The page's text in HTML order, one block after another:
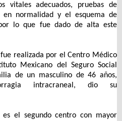
vitales adecuados, pruebas de
en normalidad y el esquema de
lo que fue dado de alta este
realizada por el Centro Médico
Mexicano del Seguro Social
de un masculino de 46 años,
intracraneal, dio su
el segundo centro con mayor